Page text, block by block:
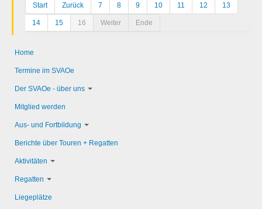
Start Zurück 7 8 9 10 11 12 13
14 15 16 Weiter Ende
Home
Termine im SVAOe
Der SVAOe - über uns
Mitglied werden
Aus- und Fortbildung
Berichte über Touren + Regatten
Aktivitäten
Regatten
Liegeplätze